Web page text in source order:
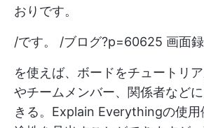
おりです。
/です。 /ブログ?p=60625 画面
を使えば、ボードをチュートリ
やチームメンバー、関係者など
きる。Explain Everythingの使用